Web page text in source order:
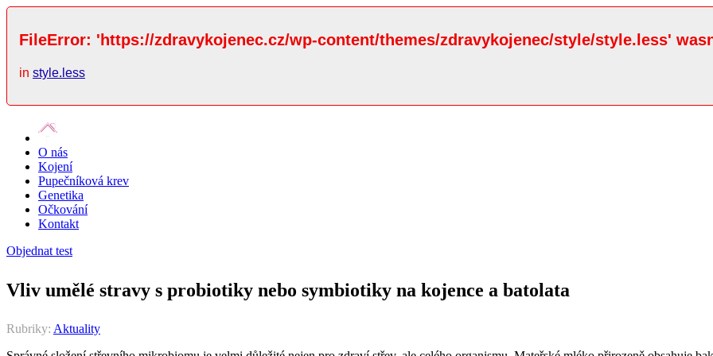
FileError: 'https://zdravykojenec.cz/wp-content/themes/zdravykojenec/style/style.less'
in style.less
O nás
Kojení
Pupečníková krev
Genetika
Očkování
Kontakt
Objednat test
Vliv umělé stravy s probiotiky nebo symbiotiky na kojence a batolata
Rubriky: Aktuality